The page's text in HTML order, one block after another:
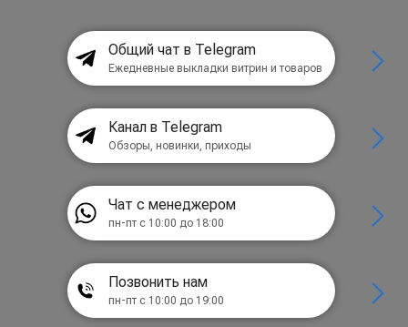
Общий чат в Telegram
Ежедневные выкладки витрин и товаров
Канал в Telegram
Обзоры, новинки, приходы
Чат с менеджером
пн-пт с 10:00 до 18:00
Позвонить нам
пн-пт с 10:00 до 19:00